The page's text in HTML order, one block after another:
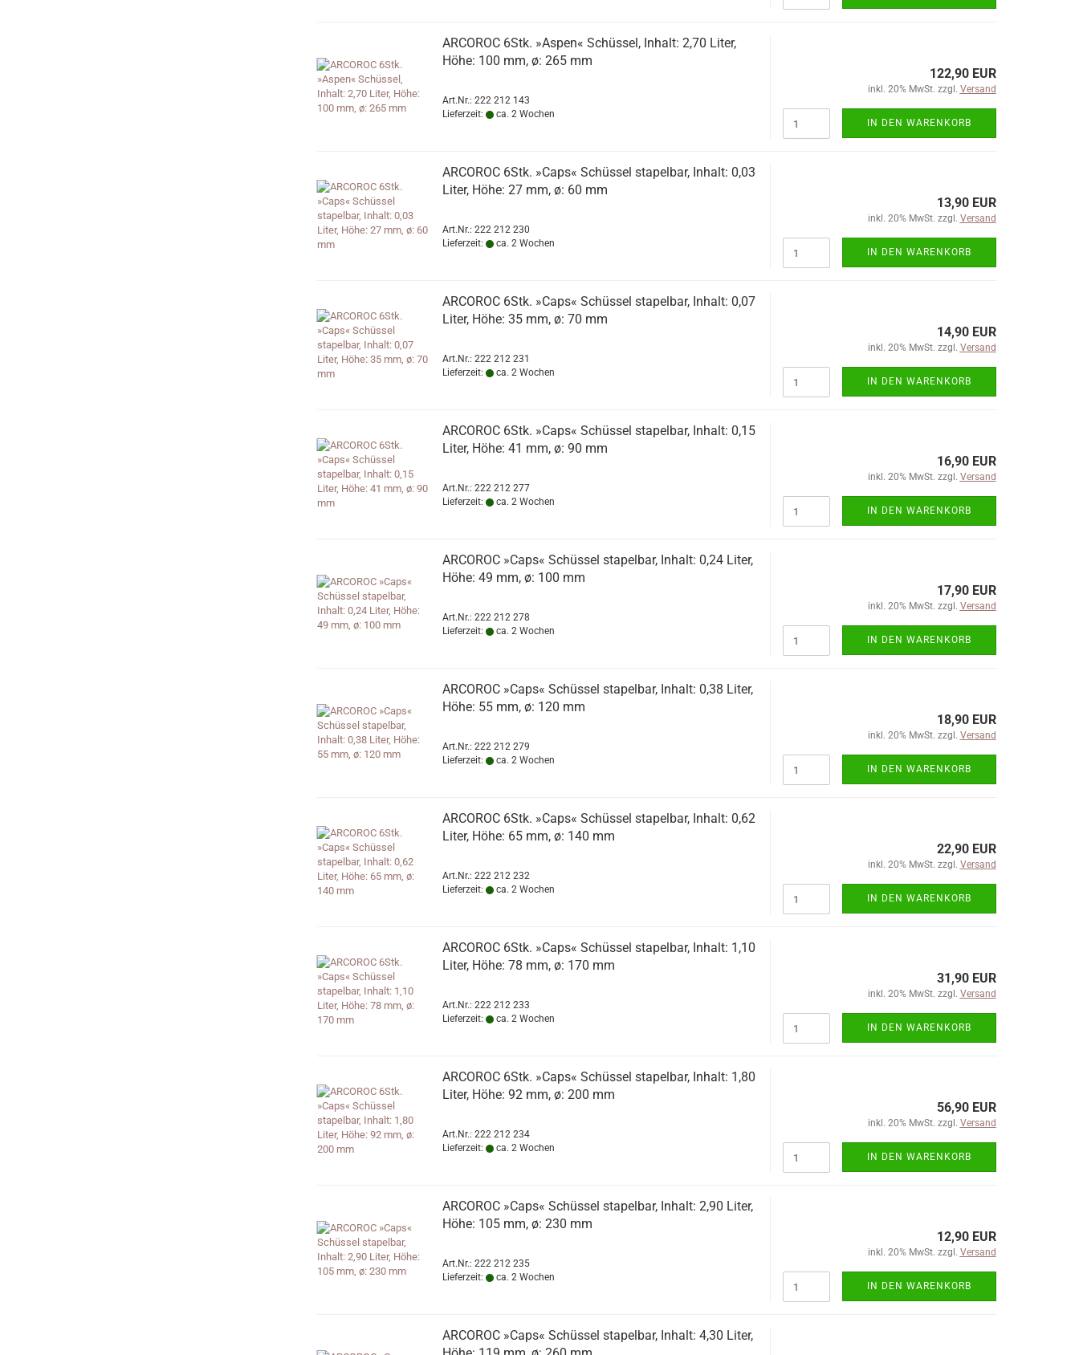
ARCOROC 6Stk. »Aspen« Schüssel, Inhalt: 2,70 Liter,
Höhe: 100 mm, ø: 265 mm
Art.Nr.: 222 212 143
Lieferzeit:
ca. 2 Wochen
122,90 EUR
inkl. 20% MwSt. zzgl. Versand
IN DEN WARENKORB
ARCOROC 6Stk. »Caps« Schüssel stapelbar, Inhalt: 0,03
Liter, Höhe: 27 mm, ø: 60 mm
Art.Nr.: 222 212 230
Lieferzeit:
ca. 2 Wochen
13,90 EUR
inkl. 20% MwSt. zzgl. Versand
IN DEN WARENKORB
ARCOROC 6Stk. »Caps« Schüssel stapelbar, Inhalt: 0,07
Liter, Höhe: 35 mm, ø: 70 mm
Art.Nr.: 222 212 231
Lieferzeit:
ca. 2 Wochen
14,90 EUR
inkl. 20% MwSt. zzgl. Versand
IN DEN WARENKORB
ARCOROC 6Stk. »Caps« Schüssel stapelbar, Inhalt: 0,15
Liter, Höhe: 41 mm, ø: 90 mm
Art.Nr.: 222 212 277
Lieferzeit:
ca. 2 Wochen
16,90 EUR
inkl. 20% MwSt. zzgl. Versand
IN DEN WARENKORB
ARCOROC »Caps« Schüssel stapelbar, Inhalt: 0,24 Liter,
Höhe: 49 mm, ø: 100 mm
Art.Nr.: 222 212 278
Lieferzeit:
ca. 2 Wochen
17,90 EUR
inkl. 20% MwSt. zzgl. Versand
IN DEN WARENKORB
ARCOROC »Caps« Schüssel stapelbar, Inhalt: 0,38 Liter,
Höhe: 55 mm, ø: 120 mm
Art.Nr.: 222 212 279
Lieferzeit:
ca. 2 Wochen
18,90 EUR
inkl. 20% MwSt. zzgl. Versand
IN DEN WARENKORB
ARCOROC 6Stk. »Caps« Schüssel stapelbar, Inhalt: 0,62
Liter, Höhe: 65 mm, ø: 140 mm
Art.Nr.: 222 212 232
Lieferzeit:
ca. 2 Wochen
22,90 EUR
inkl. 20% MwSt. zzgl. Versand
IN DEN WARENKORB
ARCOROC 6Stk. »Caps« Schüssel stapelbar, Inhalt: 1,10
Liter, Höhe: 78 mm, ø: 170 mm
Art.Nr.: 222 212 233
Lieferzeit:
ca. 2 Wochen
31,90 EUR
inkl. 20% MwSt. zzgl. Versand
IN DEN WARENKORB
ARCOROC 6Stk. »Caps« Schüssel stapelbar, Inhalt: 1,80
Liter, Höhe: 92 mm, ø: 200 mm
Art.Nr.: 222 212 234
Lieferzeit:
ca. 2 Wochen
56,90 EUR
inkl. 20% MwSt. zzgl. Versand
IN DEN WARENKORB
ARCOROC »Caps« Schüssel stapelbar, Inhalt: 2,90 Liter,
Höhe: 105 mm, ø: 230 mm
Art.Nr.: 222 212 235
Lieferzeit:
ca. 2 Wochen
12,90 EUR
inkl. 20% MwSt. zzgl. Versand
IN DEN WARENKORB
ARCOROC »Caps« Schüssel stapelbar, Inhalt: 4,30 Liter,